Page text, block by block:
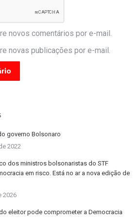
novos comentários por e-mail.
novas publicações por e-mail.
governo Bolsonaro
2022
dos ministros bolsonaristas do STF
em risco. Está no ar a nova edição de
2026
eleitor pode comprometer a Democracia